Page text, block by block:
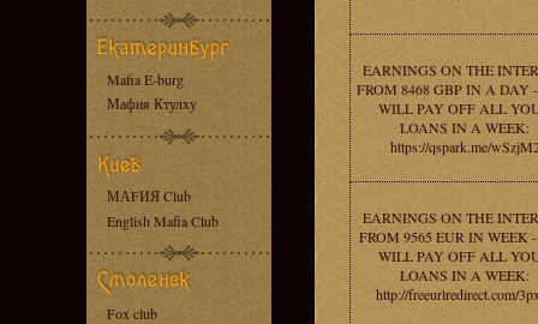
Mafia E-burg
Мафия Ктулху
МАFИЯ Club
English Mafia Club
Fox club
EARNINGS ON THE
FROM 8468 GBP IN A DAY
WILL PAY OFF ALL
LOANS IN A WEEK:
https://qspark.me/
EARNINGS ON THE
FROM 9565 EUR IN WEEK
WILL PAY OFF ALL
LOANS IN A WEEK:
http://freeurlredirect.com/